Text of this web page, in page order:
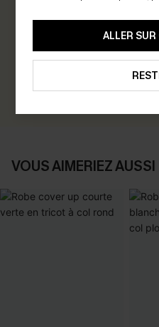
Soyez le Premier
Gagnez 30+ points pour
VOUS AIMERIEZ AUSSI
ALLER